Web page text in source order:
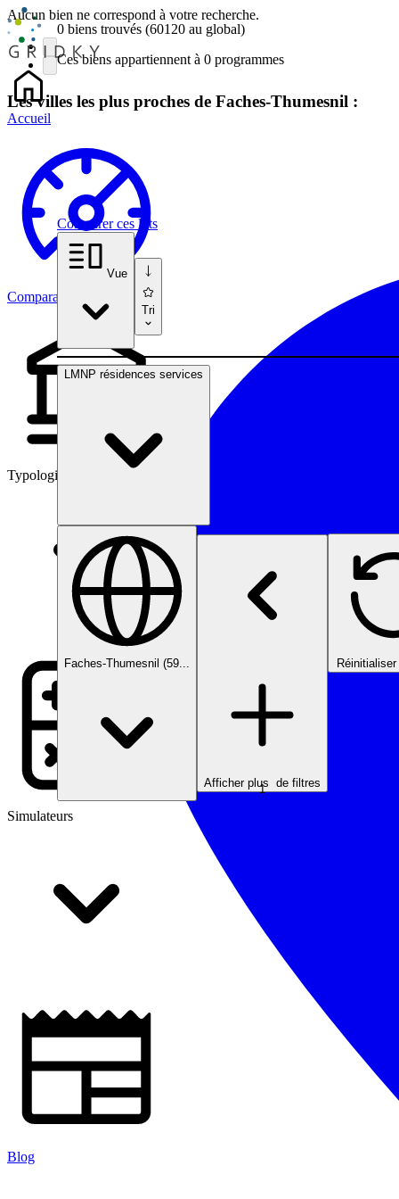
Accueil
Comparateur
Typologies d’investissement
Simulateurs
Blog
0 biens trouvés (60120 au global)
Ces biens appartiennent à 0 programmes
Comparer ces lots
Vue
Tri
LMNP résidences services
Faches-Thumesnil (59...
Afficher plus de filtres
1
Réinitialiser
Aucun bien ne correspond à votre recherche.
Les villes les plus proches de Faches-Thumesnil :